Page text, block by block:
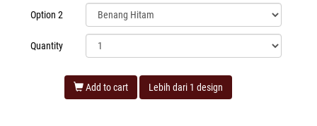
Option 2
Quantity
Add to cart Lebih dari 1 design